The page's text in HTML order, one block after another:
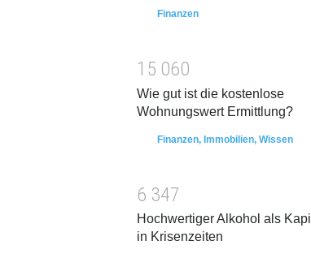
Finanzen
1 5 060
Wie gut ist die kostenlose
Wohnungswert Ermittlung?
Finanzen, Immobilien, Wissen
6 347
Hochwertiger Alkohol als
in Krisenzeiten